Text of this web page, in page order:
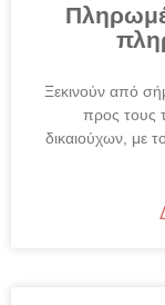
Ξεκινούν από
προς τους
δικαιούχων, με